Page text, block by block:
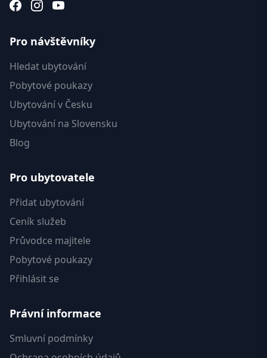
Pro návštěvníky
Hledat ubytování
Pobytové poukazy
Ubytování v Česku
Ubytování na Slovensku
Blog
Pro ubytovatele
Přidat ubytování
Ceník služeb
Průvodce majitele
Pobytové poukazy
Přihlásit se
Právní informace
Smluvní podmínky